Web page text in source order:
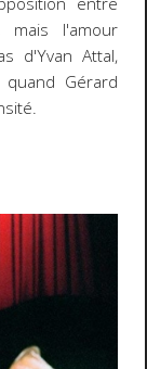
mais l'amour
d'Yvan Attal,
Gérard